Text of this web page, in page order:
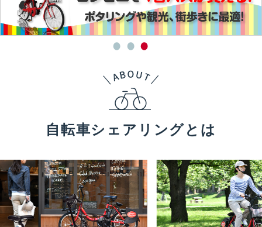
自転車シェアリングとは